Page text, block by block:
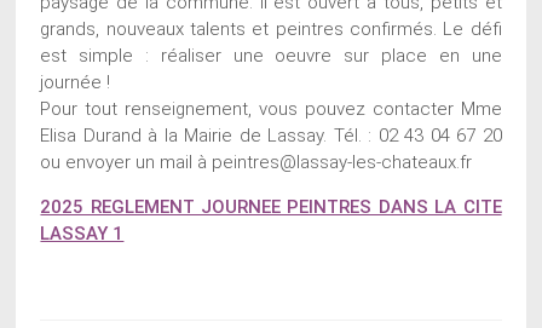
grands, nouveaux talents et peintres confirmés. Le défi
est simple : réaliser une oeuvre sur place en une
journée !
Pour tout renseignement, vous pouvez contacter Mme
Elisa Durand à la Mairie de Lassay. Tél. : 02 43 04 67 20
ou envoyer un mail à peintres@lassay-les-chateaux.fr
2025 REGLEMENT JOURNEE PEINTRES DANS LA CITE
LASSAY 1